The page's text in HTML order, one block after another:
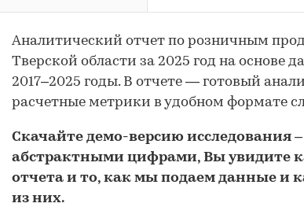
Аналитический отчет по розничным
Тверской области за 2025 год на основе
2017–2025 годы. В отчете — готовый
расчетные метрики в удобном формате
Скачайте демо-версию исследования
абстрактными цифрами, Вы увидите
отчета и то, как мы подаем данные и
из них.